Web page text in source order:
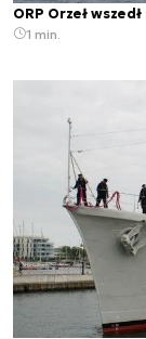
ORP Orzeł
1 min.